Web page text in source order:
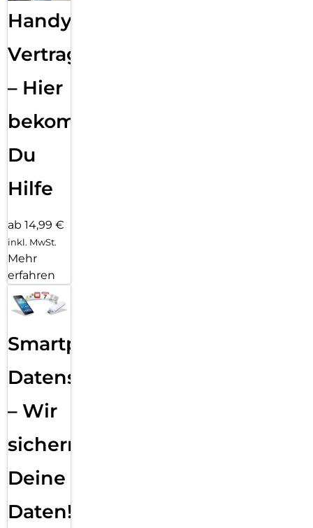
Handy
Vertragsabwicklung
– Hier
bekommst
Du
Hilfe
ab 14,99 €
inkl. MwSt.
Mehr
erfahren
Smartphone
Datensicherung
– Wir
sichern
Deine
Daten!